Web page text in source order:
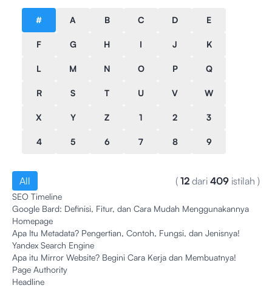
# A B C D E
F G H I J K
L M N O P Q
R S T U V W
X Y Z 1 2 3
4 5 6 7 8 9
All ( 12 dari 409 istilah )
SEO Timeline
Google Bard: Definisi, Fitur, dan Cara Mudah Menggunakannya
Homepage
Apa Itu Metadata? Pengertian, Contoh, Fungsi, dan Jenisnya!
Yandex Search Engine
Apa itu Mirror Website? Begini Cara Kerja dan Membuatnya!
Page Authority
Headline